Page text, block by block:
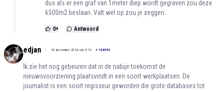
dus als er een graf van 1meter diep wordt gegraven zou deze
6500m2 beslaan. Valt wel op zou je zeggen.
0+ Antwoord
edjan 18 december 2024 om 9:14 + 104993
Ik zie het nog gebeuren dat in de nabije toekomst de
nieuwsvoorziening plaatsvindt in een soort werkplaatsen. De
journalist is een soort regisseur geworden die grote databases tot